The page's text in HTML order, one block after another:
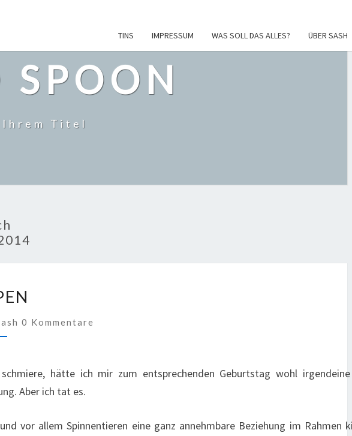
TINS IMPRESSUM WAS SOLL DAS ALLES? ÜBER SASH
SPOON
Ihrem Titel
Kommentare
0 Kommentare
hätte ich mir zum entsprechenden Geburtstag wohl
Aber ich tat es.
vor allem Spinnentieren eine ganz annehmbare Beziehung im Rahmen